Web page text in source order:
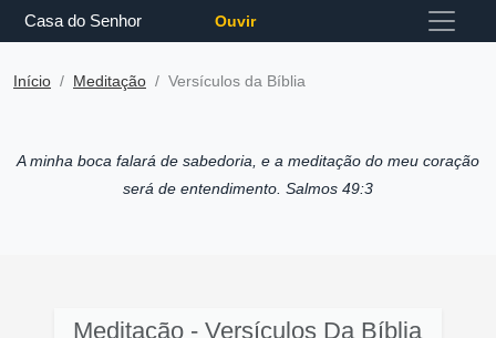
Casa do Senhor Ouvir
Início Meditação Versículos da Bíblia
A minha boca falará de sabedoria, e a meditação do meu coração
será de entendimento. Salmos 49:3
Meditação - Versículos Da Bíblia